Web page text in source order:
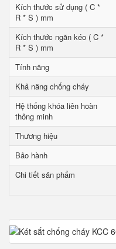
Kích thước sử dụng ( C *
R * S ) mm
Kích thước ngăn kéo ( C *
R * S ) mm
Tính năng
Khả năng chống cháy
Hệ thống khóa liên hoàn
thông minh
Thương hiệu
Bảo hành
Chi tiết sản phẩm